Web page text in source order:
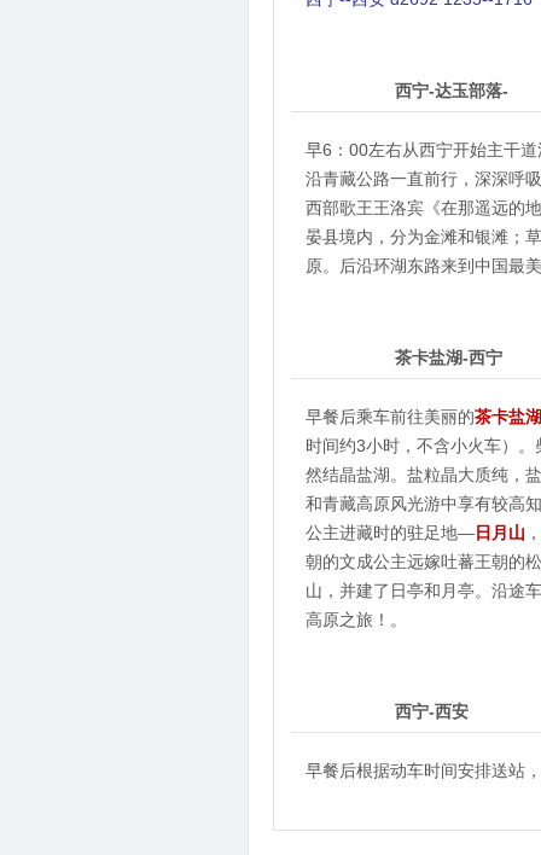
西宁-达玉部落-
早6：00左右从西宁开始主干
沿青藏公路一直前行，深深呼
西部歌王王洛宾《在那遥远的
晏县境内，分为金滩和银滩；
原。后沿环湖东路来到中国最
茶卡盐湖-西宁
早餐后乘车前往美丽的茶卡盐湖
时间约3小时，不含小火车）
然结晶盐湖。盐粒晶大质纯，
和青藏高原风光游中享有较高
公主进藏时的驻足地—日月山
朝的文成公主远嫁吐蕃王朝的
山，并建了日亭和月亭。沿途
高原之旅！。
西宁-西安
早餐后根据动车时间安排送站